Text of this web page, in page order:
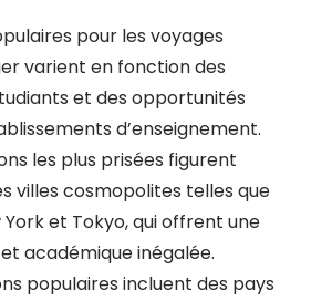
pour les voyages
varient en fonction des
et des opportunités
d’enseignement.
les plus prisées figurent
villes cosmopolites telles que
York et Tokyo, qui offrent une
académique inégalée.
populaires incluent des pays